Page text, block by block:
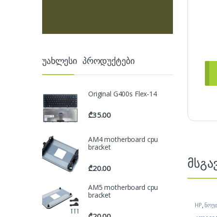
HP,
უახლესი პროდუქტები
Original G400s Flex-14
₾35.00
AM4 motherboard cpu
bracket
₾20.00
AM5 motherboard cpu
bracket